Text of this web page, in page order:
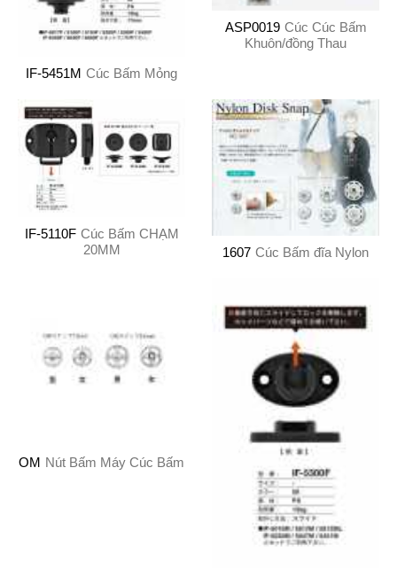
IF-5451M Cúc Bấm Mỏng
ASP0019 Cúc Cúc Bấm
Khuôn/đồng Thau
IF-5110F Cúc Bấm CHẠM
20MM
1607 Cúc Bấm đĩa Nylon
OM Nút Bấm Máy Cúc Bấm